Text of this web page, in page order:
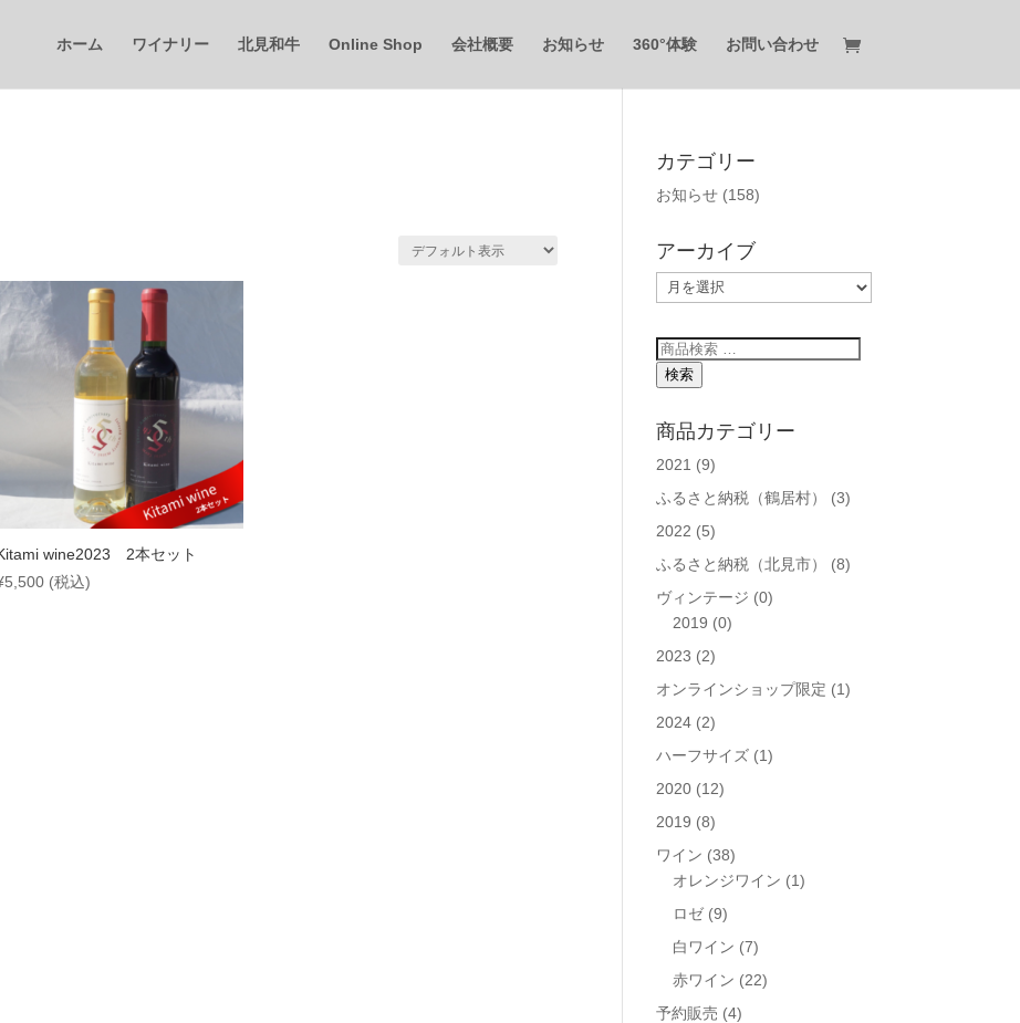
ホーム ワイナリー 北見和牛 Online Shop 会社概要 お知らせ 360°体験 お問い合わせ
wine2023 2本セット
5,500 (税込)
カテゴリー
お知らせ (158)
アーカイブ
ア
ー
カ
イ
ブ
検
索
象:
検索
商品カテゴリー
2021 (9)
ふるさと納税（鶴居村）
(3)
2022 (5)
ふるさと納税（北見市）
(8)
ヴィンテージ (0)
2019 (0)
2023 (2)
オンラインショップ限定 (1)
2024 (2)
ハーフサイズ (1)
2020 (12)
2019 (8)
ワイン (38)
オレンジワイン (1)
ロゼ (9)
白ワイン (7)
赤ワイン (22)
予約販売 (4)